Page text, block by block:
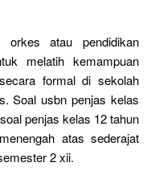
orkes atau pendidikan
melatih kemampuan
formal di sekolah
Soal usbn penjas kelas
penjas kelas 12 tahun
atas sederajat
2 xii.